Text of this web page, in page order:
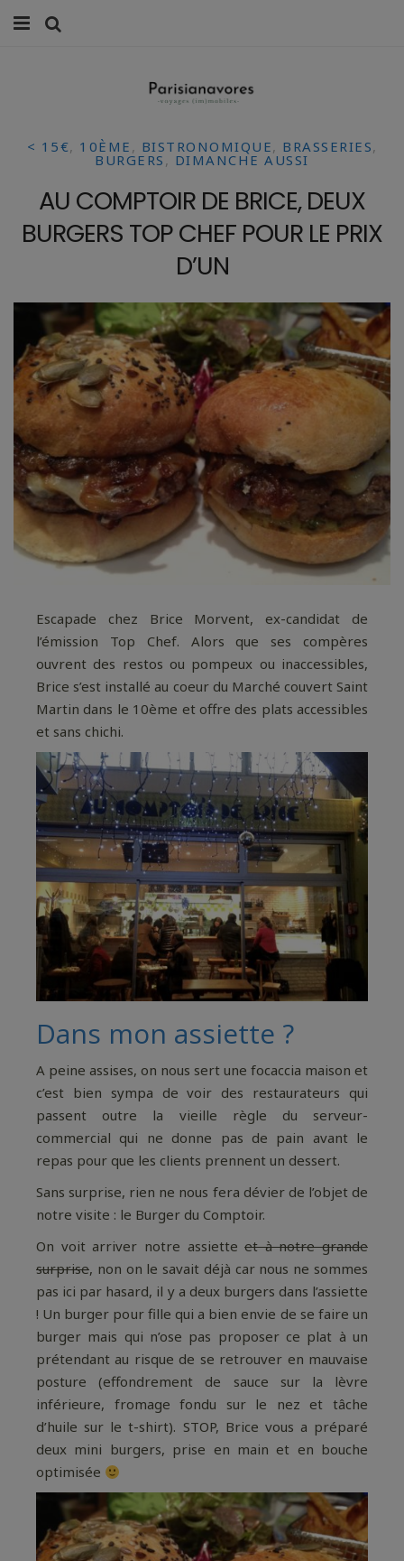
FAMILLE
VOYAGES
WEEK-ENDS
BALADES À PARIS
LIFESTYLE
CULTURE
0 ITEMS -0,00€
< 15€, 10ÈME , BISTRONOMIQUE, BRASSERIES,
BURGERS , DIMANCHE AUSSI
AU COMPTOIR DE BRICE, DEUX
BURGERS TOP CHEF POUR LE PRIX
D’UN
Escapade chez Brice Morvent, ex-candidat de
l’émission Top Chef. Alors que ses compères
ouvrent des restos ou pompeux ou inaccessibles,
Brice s’est installé au coeur du Marché couvert Saint
Martin dans le 10ème et offre des plats accessibles
et sans chichi.
Dans mon assiette ?
A peine assises, on nous sert une focaccia maison et
c’est bien sympa de voir des restaurateurs qui
passent outre la vieille règle du serveur-
commercial qui ne donne pas de pain avant le
repas pour que les clients prennent un dessert.
Sans surprise, rien ne nous fera dévier de l’objet de
notre visite : le Burger du Comptoir.
On voit arriver notre assietteet à notre grande
surprise, non on le savait déjà car nous ne sommes
pas ici par hasard, il y a deux burgers dans l’assiette
! Un burger pour fille qui a bien envie de se faire un
burger mais qui n’ose pas proposer ce plat à un
prétendant au risque de se retrouver en mauvaise
posture (effondrement de sauce sur la lèvre
inférieure, fromage fondu sur le nez et tâche
d’huile sur le t-shirt). STOP, Brice vous a préparé
deux mini burgers, prise en main et en bouche
optimisée